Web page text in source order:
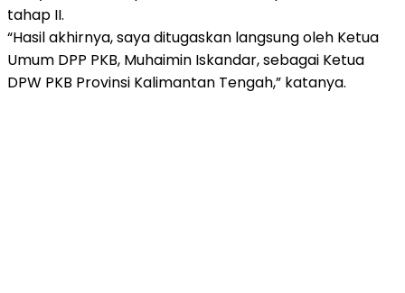
tahap II.
“Hasil akhirnya, saya ditugaskan langsung oleh Ketua
Umum DPP PKB, Muhaimin Iskandar, sebagai Ketua
DPW PKB Provinsi Kalimantan Tengah,” katanya.